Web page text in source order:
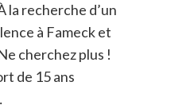
la recherche d’un
à Fameck et
cherchez plus !
de 15 ans